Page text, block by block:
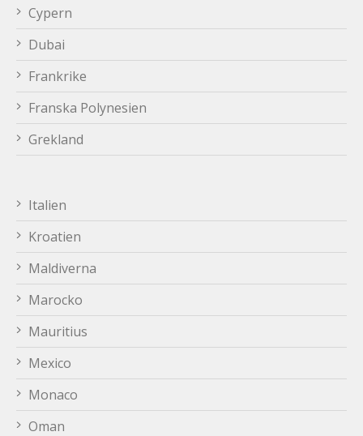
Cypern
Dubai
Frankrike
Franska Polynesien
Grekland
Italien
Kroatien
Maldiverna
Marocko
Mauritius
Mexico
Monaco
Oman